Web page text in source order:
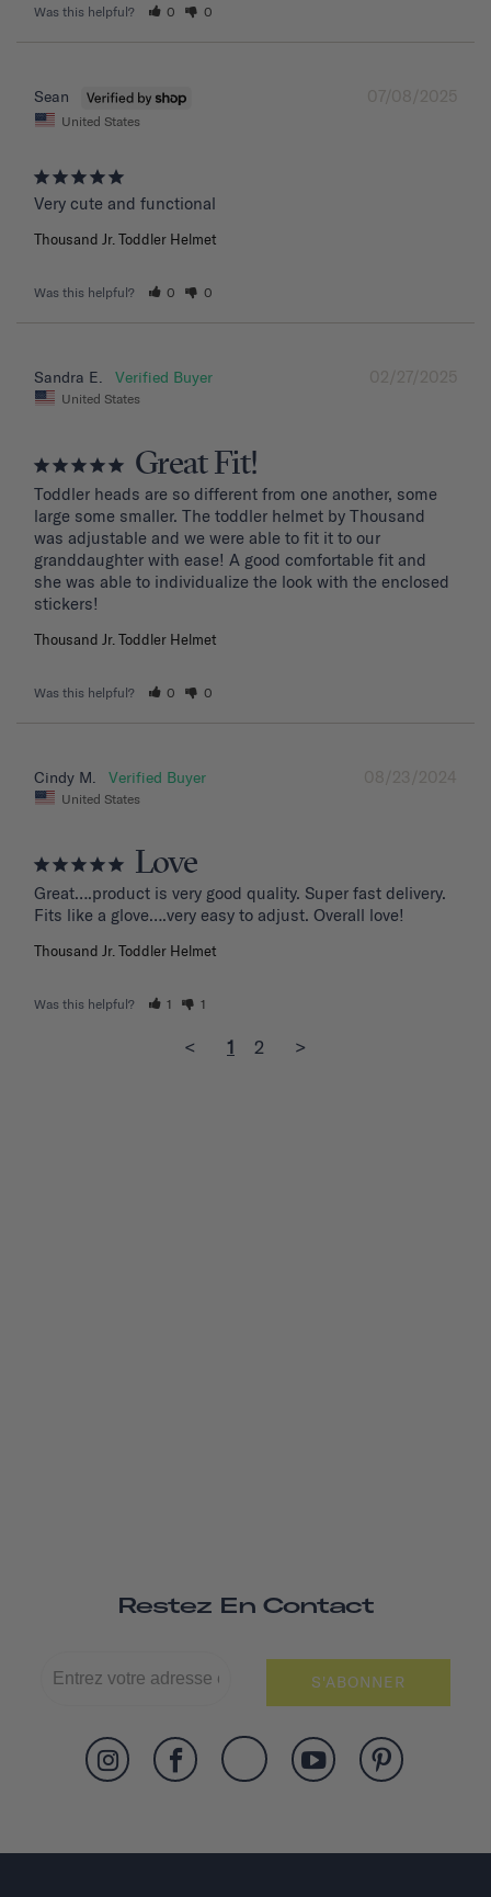
Was this helpful? 0 0
07/08/2025
Sean
United States
Very cute and functional
Thousand Jr. Toddler Helmet
Was this helpful? 0 0
02/27/2025
Sandra E.
United States
Great Fit!
Toddler heads are so different from one another, some
large some smaller. The toddler helmet by Thousand
was adjustable and we were able to fit it to our
granddaughter with ease! A good comfortable fit and
she was able to individualize the look with the enclosed
stickers!
Thousand Jr. Toddler Helmet
Was this helpful? 0 0
08/23/2024
Cindy M.
United States
Love
Great….product is very good quality. Super fast delivery.
Fits like a glove….very easy to adjust. Overall love!
Thousand Jr. Toddler Helmet
Was this helpful? 1 1
< 1 2 >
Restez En Contact
S'ABONNER